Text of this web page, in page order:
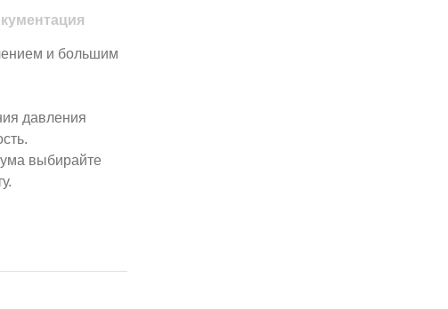
и большим
давления
выбирайте